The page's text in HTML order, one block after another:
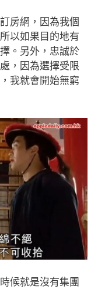
房網，因為我個
以如果目的地有
。另外，忠誠於
，因為選擇受限
我就會開始無窮
候就是沒有集團